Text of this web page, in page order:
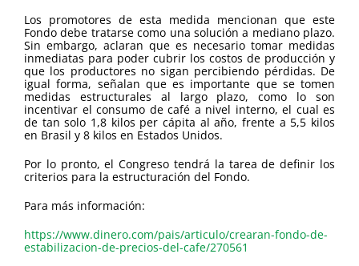
Los promotores de esta medida mencionan que este
Fondo debe tratarse como una solución a mediano plazo.
Sin embargo, aclaran que es necesario tomar medidas
inmediatas para poder cubrir los costos de producción y
que los productores no sigan percibiendo pérdidas. De
igual forma, señalan que es importante que se tomen
medidas estructurales al largo plazo, como lo son
incentivar el consumo de café a nivel interno, el cual es
de tan solo 1,8 kilos per cápita al año, frente a 5,5 kilos
en Brasil y 8 kilos en Estados Unidos.
Por lo pronto, el Congreso tendrá la tarea de definir los
criterios para la estructuración del Fondo.
Para más información:
https://www.dinero.com/pais/articulo/crearan-fondo-de-
estabilizacion-de-precios-del-cafe/270561